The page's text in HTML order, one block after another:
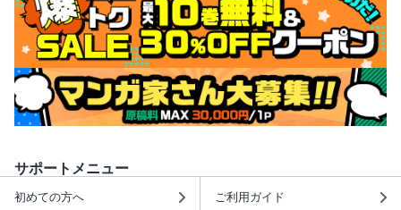
サポートメニュー
初めての方へ ご利用ガイド